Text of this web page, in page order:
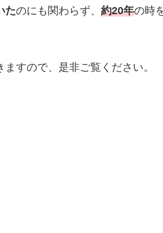
たのにも関わらず、 約20年の時
すので、是非ご覧ください。